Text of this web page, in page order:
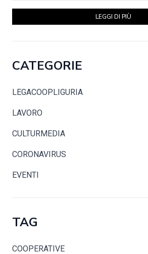
LEGGI DI PIÙ
CATEGORIE
LEGACOOPLIGURIA
LAVORO
CULTURMEDIA
CORONAVIRUS
EVENTI
TAG
COOPERATIVE